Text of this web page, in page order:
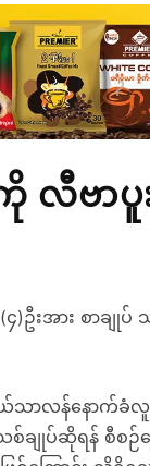
လီဗာ
းအား စာချုပ်
သာလန်နောက်ခံ
ျုပ်ဆိုရန် စီစဉ်န